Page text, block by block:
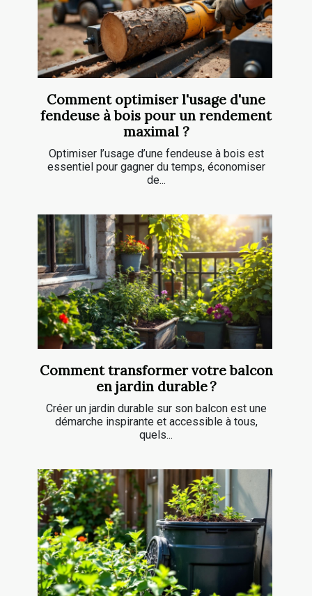
Comment optimiser l'usage d'une
fendeuse à bois pour un rendement
maximal ?
Optimiser l’usage d’une fendeuse à bois est
essentiel pour gagner du temps, économiser
de...
Comment transformer votre balcon
en jardin durable ?
Créer un jardin durable sur son balcon est une
démarche inspirante et accessible à tous,
quels...